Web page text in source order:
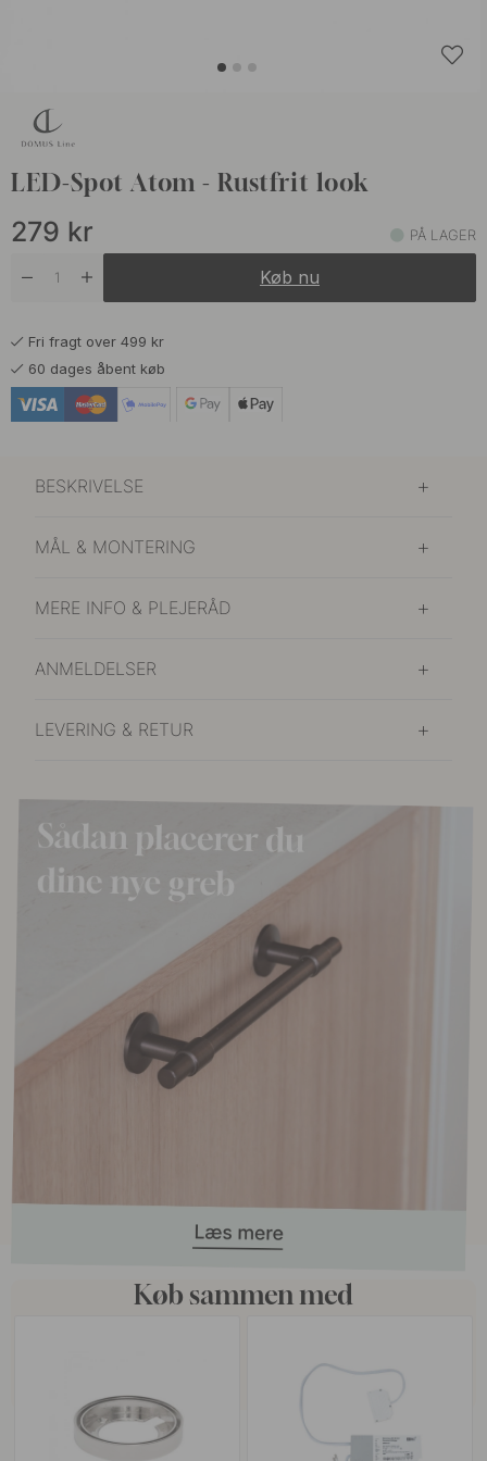
LED-Spot Atom - Rustfrit look
279 kr PÅ LAGER
Køb nu
Fri fragt over 499 kr
60 dages åbent køb
BESKRIVELSE
MÅL & MONTERING
MERE INFO & PLEJERÅD
ANMELDELSER
LEVERING & RETUR
Køb sammen med